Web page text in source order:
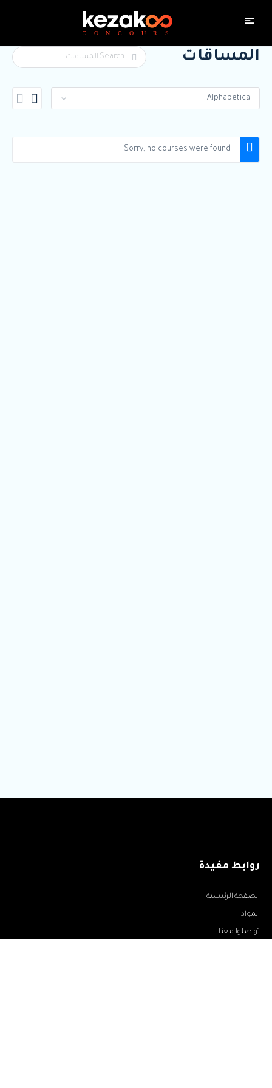
المساقات Search
Sorry, no courses were found.
روابط مفيدة
الصفحة الرئيسية
المواد
تواصلوا معنا